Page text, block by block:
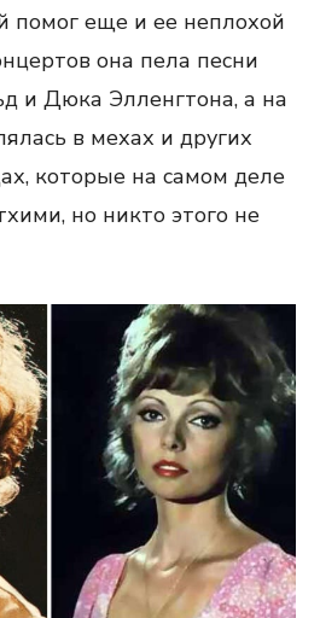
помог еще и ее неплохой
она пела песни
и Дюка Элленгтона, а на
в мехах и других
которые на самом деле
но никто этого не